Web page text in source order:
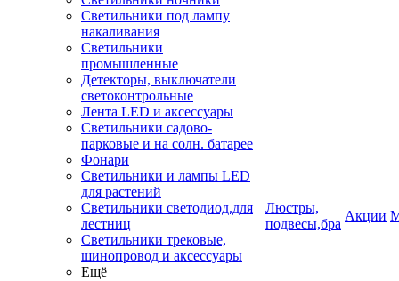
Светильники под лампу
накаливания
Светильники
промышленные
Детекторы, выключатели
светоконтрольные
Лента LED и аксессуары
Светильники садово-
парковые и на солн. батарее
Фонари
Светильники и лампы LED
для растений
Светильники светодиод.для
лестниц
Светильники трековые,
шинопровод и аксессуары
Ещё
Люстры,
подвесы,бра
Акции